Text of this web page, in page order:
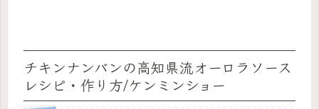
チキンナンバンの高知県流オーロラソース
レシピ・作り方/ケンミンショー